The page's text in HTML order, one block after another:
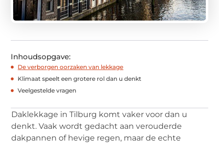
Inhoudsopgave:
De verborgen oorzaken van lekkage
Klimaat speelt een grotere rol dan u denkt
Veelgestelde vragen
Daklekkage in Tilburg komt vaker voor dan u
denkt. Vaak wordt gedacht aan verouderde
dakpannen of hevige regen, maar de echte